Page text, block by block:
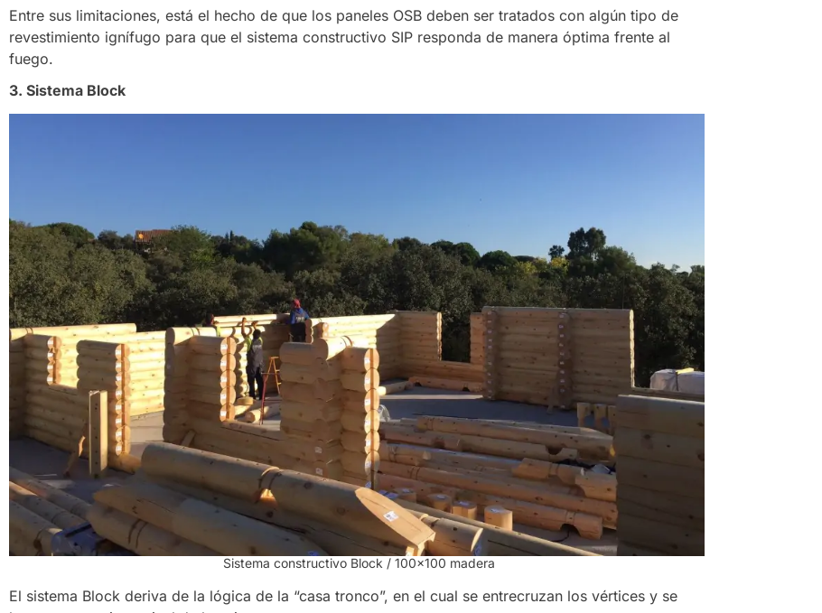
Entre sus limitaciones, está el hecho de que los paneles OSB deben ser tratados con algún tipo de
revestimiento ignífugo para que el sistema constructivo SIP responda de manera óptima frente al
fuego.
3. Sistema Block
Sistema constructivo Block / 100×100 madera
El sistema Block deriva de la lógica de la “casa tronco”, en el cual se entrecruzan los vértices y se